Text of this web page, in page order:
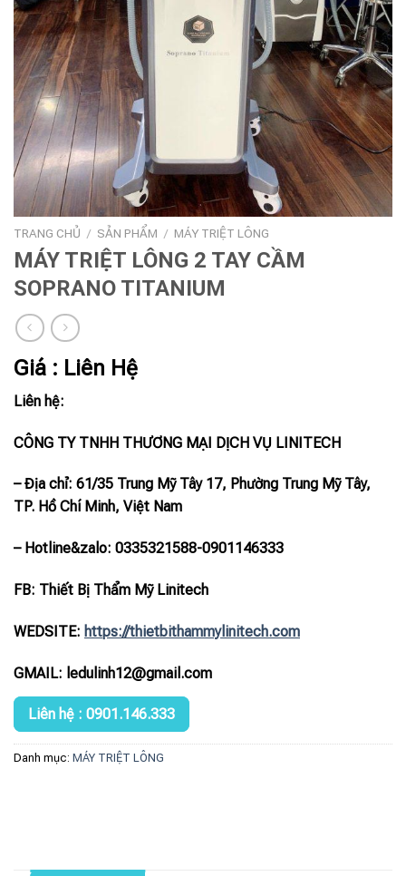
TRANG CHỦ / SẢN PHẨM / MÁY TRIỆT LÔNG
MÁY TRIỆT LÔNG 2 TAY CẦM
SOPRANO TITANIUM
Giá : Liên Hệ
Liên hệ:
CÔNG TY TNHH THƯƠNG MẠI DỊCH VỤ LINITECH
– Địa chỉ: 61/35 Trung Mỹ Tây 17, Phường Trung Mỹ Tây,
TP. Hồ Chí Minh, Việt Nam
– Hotline&zalo: 0335321588-0901146333
FB: Thiết Bị Thẩm Mỹ Linitech
WEDSITE: https://thietbithammylinitech.com
GMAIL: ledulinh12@gmail.com
Liên hệ : 0901.146.333
Danh mục: MÁY TRIỆT LÔNG